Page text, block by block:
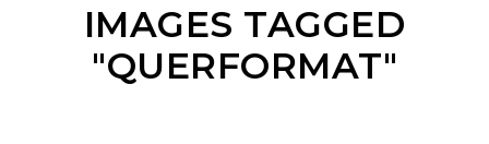
IMAGES TAGGED
"QUERFORMAT"